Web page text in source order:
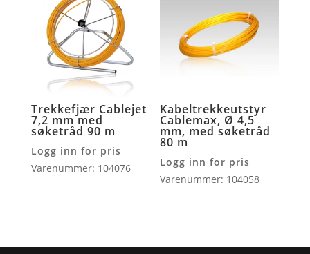
Trekkefjær Cablejet
7,2 mm med
søketråd 90 m
Logg inn for pris
Varenummer: 104076
Kabeltrekkeutstyr
Cablemax, Ø 4,5
mm, med søketråd
80 m
Logg inn for pris
Varenummer: 104058